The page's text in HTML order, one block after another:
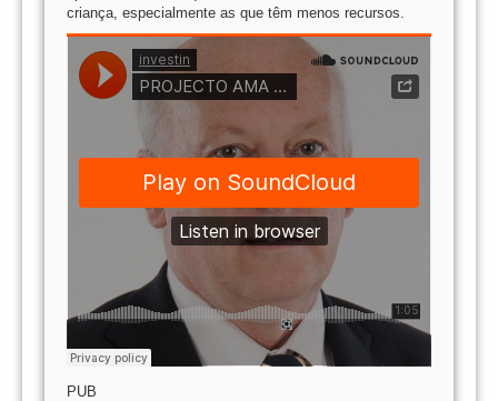
criança, especialmente as que têm menos recursos.
PUB